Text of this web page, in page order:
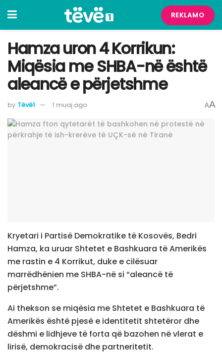
REKLAMO
Hamza uron 4 Korrikun:
Miqësia me SHBA-në është
aleancë e përjetshme
by Tëvë1 1 muaj ago AA
Kryetari i Partisë Demokratike të Kosovës, Bedri
Hamza, ka uruar Shtetet e Bashkuara të Amerikës
me rastin e 4 Korrikut, duke e cilësuar
marrëdhënien me SHBA-në si “aleancë të
përjetshme”.
Ai thekson se miqësia me Shtetet e Bashkuara të
Amerikës është pjesë e identitetit shtetëror dhe
dëshmi e lidhjeve të forta që bazohen në vlerat e
lirisë, demokracisë dhe partneritetit.